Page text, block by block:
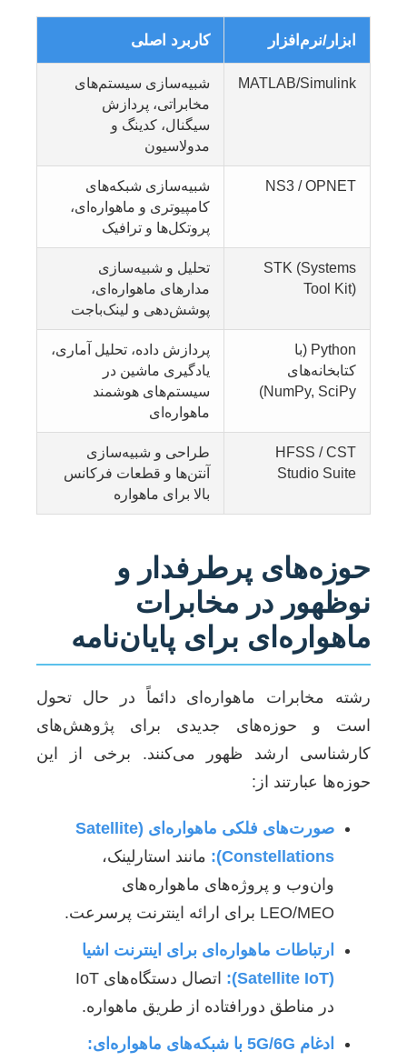
ابزار/نرم‌افزار کاربرد اصلی
MATLAB/Simulink
شبیه‌سازی سیستم‌های
مخابراتی، پردازش
سیگنال، کدینگ و
مدولاسیون
NS3 / OPNET
شبیه‌سازی شبکه‌های
کامپیوتری و ماهواره‌ای،
پروتکل‌ها و ترافیک
STK (Systems
Tool Kit)
تحلیل و شبیه‌سازی
مدارهای ماهواره‌ای،
پوشش‌دهی و لینک‌باجت
Python (با
کتابخانه‌های
NumPy, SciPy)
پردازش داده، تحلیل آماری،
یادگیری ماشین در
سیستم‌های هوشمند
ماهواره‌ای
HFSS / CST
Studio Suite
طراحی و شبیه‌سازی
آنتن‌ها و قطعات فرکانس
بالا برای ماهواره
حوزه‌های پرطرفدار و
نوظهور در مخابرات
ماهواره‌ای برای پایان‌نامه
رشته مخابرات ماهواره‌ای دائماً در حال تحول
است و حوزه‌های جدیدی برای پژوهش‌های
کارشناسی ارشد ظهور می‌کنند. برخی از این
حوزه‌ها عبارتند از:
صورت‌های فلکی ماهواره‌ای (Satellite
Constellations):
مانند استارلینک،
وان‌وب و پروژه‌های ماهواره‌های
LEO/MEO برای ارائه اینترنت پرسرعت.
ارتباطات ماهواره‌ای برای اینترنت اشیا
(Satellite IoT):
اتصال دستگاه‌های IoT
در مناطق دورافتاده از طریق ماهواره.
ادغام 5G/6G با شبکه‌های ماهواره‌ای: